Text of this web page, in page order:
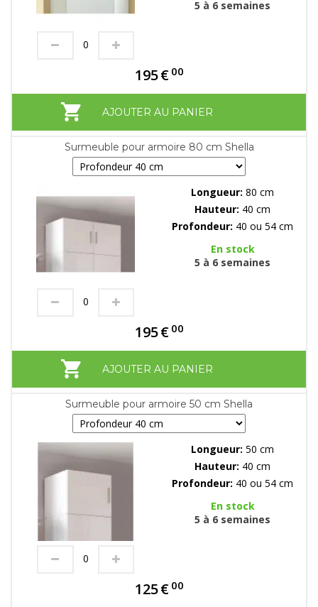
5 à 6 semaines
195€ 00
AJOUTER AU PANIER
Surmeuble pour armoire 80 cm Shella
Longueur: 80 cm
Hauteur: 40 cm
Profondeur: 40 ou 54 cm
En stock
5 à 6 semaines
195€ 00
AJOUTER AU PANIER
Surmeuble pour armoire 50 cm Shella
Longueur: 50 cm
Hauteur: 40 cm
Profondeur: 40 ou 54 cm
En stock
5 à 6 semaines
125€ 00